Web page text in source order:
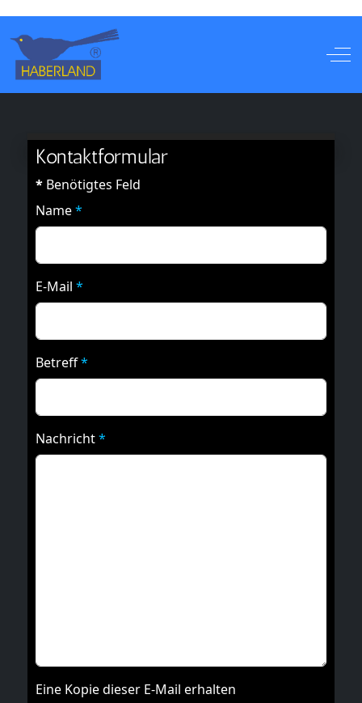
Kontaktformular
* Benötigtes Feld
Name*
E-Mail *
Betreff*
Nachricht*
Eine Kopie dieser E-Mail erhalten